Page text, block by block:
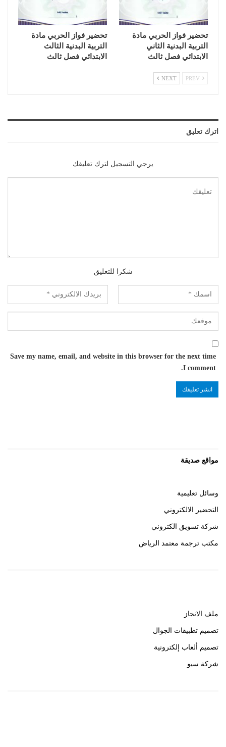
تحضير فواز الحربي مادة
التربية البدنية الثاني
الابتدائي فصل ثالث
تحضير فواز الحربي مادة
التربية البدنية الثالث
الابتدائي فصل ثالث
NEXT
اترك تعليق
يرجي التسجيل لترك تعليقك
شكرا للتعليق
Save my name, email, and website in this browser for the next time
I comment.
مواقع صديقة
وسائل تعليمية
التحضير الالكتروني
شركة تسويق الكتروني
مكتب ترجمة معتمد الرياض
ملف الانجاز
تصميم تطبيقات الجوال
تصميم ألعاب إلكترونية
شركة سيو